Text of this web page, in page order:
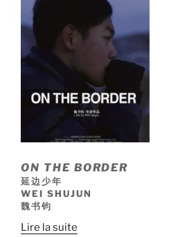
ON THE BORDER
延边少年
WEI SHUJUN
魏书钧
Lire la suite